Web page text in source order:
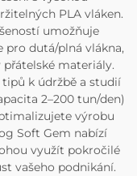
PLA vláken.
umožňuje
dutá/plná vlákna,
materiály.
k údržbě a studií
2–200 tun/den)
výrobu
Soft Gem nabízí
využít pokročilé
vašeho podnikání.